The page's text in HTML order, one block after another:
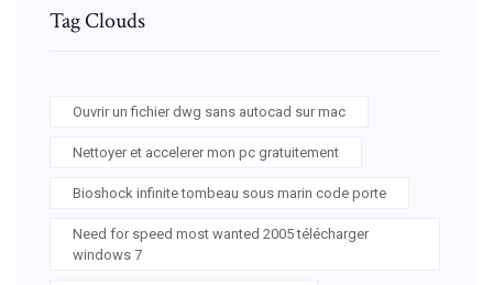
Tag Clouds
Ouvrir un fichier dwg sans autocad sur mac
Nettoyer et accelerer mon pc gratuitement
Bioshock infinite tombeau sous marin code porte
Need for speed most wanted 2005 télécharger
windows 7